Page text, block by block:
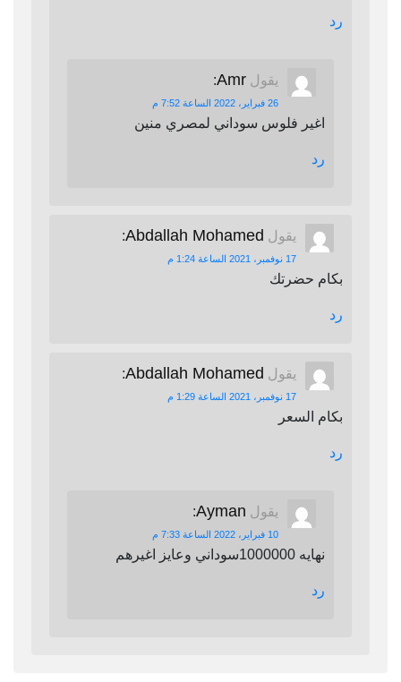
رد
يقول Amr
:
26 فبراير، 2022 الساعة 7:52 م
اغير فلوس سوداني لمصري منين
رد
يقول Abdallah Mohamed
:
17 نوفمبر، 2021 الساعة 1:24 م
بكام حضرتك
رد
يقول Abdallah Mohamed
:
17 نوفمبر، 2021 الساعة 1:29 م
بكام السعر
رد
يقول Ayman
:
10 فبراير، 2022 الساعة 7:33 م
نهايه 1000000سوداني وعايز اغيرهم
رد